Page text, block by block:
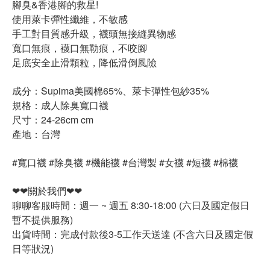
腳臭&香港腳的救星!
使用萊卡彈性纖維，不敏感
手工對目質感升級，襪頭無接縫異物感
寬口無痕，襪口無勒痕，不咬腳
足底安全止滑顆粒，降低滑倒風險
成分：Supima美國棉65%、萊卡彈性包紗35%
規格：成人除臭寬口襪
尺寸：24-26cm cm
產地：台灣
#寬口襪 #除臭襪 #機能襪 #台灣製 #女襪 #短襪 #棉襪
❤❤關於我們❤❤
聊聊客服時間：週一 ~ 週五 8:30-18:00 (六日及國定假日
暫不提供服務)
出貨時間：完成付款後3-5工作天送達 (不含六日及國定假
日等狀況)